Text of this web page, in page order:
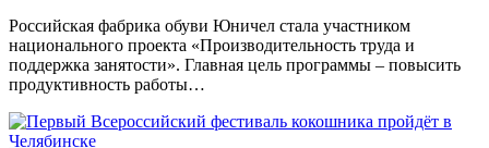
Российская фабрика обуви Юничел стала участником
национального проекта «Производительность труда и
поддержка занятости». Главная цель программы – повысить
продуктивность работы…